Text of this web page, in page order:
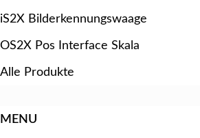
iS2X Bilderkennungswaage
OS2X Pos Interface Skala
Alle Produkte
MENU